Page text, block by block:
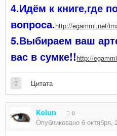
4.Идём к книге,где
вопроса.http://egammi.net/
5.Выбираем ваш
вас в сумке!!http://
Цитата
Kolun 0
Опубликовано 6 октября,